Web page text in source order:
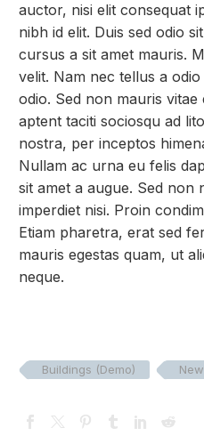
auctor, nisi elit consequat
nibh id elit. Duis sed odio
cursus a sit amet mauris.
velit. Nam nec tellus a
odio. Sed non mauris vitae
aptent taciti sociosqu ad
nostra, per inceptos
Nullam ac urna eu felis
sit amet a augue. Sed non
imperdiet nisi. Proin
Etiam pharetra, erat sed
mauris egestas quam, ut
neque.
Buildings (Demo)